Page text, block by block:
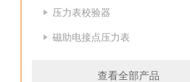
压力表校验器
磁助电接点压力表
查看全部产品